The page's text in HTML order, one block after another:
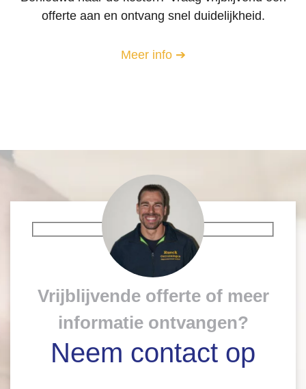
offerte aan en ontvang snel duidelijkheid.
Meer info
Vrijblijvende offerte of meer
informatie ontvangen?
Neem contact op